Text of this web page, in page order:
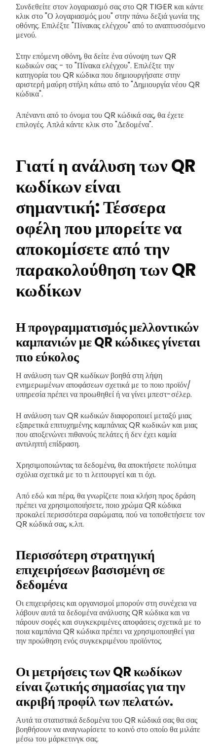
Συνδεθείτε στον λογαριασμό σας στο QR TIGER και κάντε
κλικ στο "Ο λογαριασμός μου" στην πάνω δεξιά γωνία της
οθόνης. Επιλέξτε "Πίνακας ελέγχου" από το αναπτυσσόμενο
μενού.
Στην επόμενη οθόνη, θα δείτε ένα σύνοψη των QR
κωδικών σας - το "Πίνακα ελέγχου". Επιλέξτε την
κατηγορία του QR κώδικα που δημιουργήσατε στην
αριστερή μαύρη στήλη κάτω από το "Δημιουργία νέου QR
κώδικα".
Απέναντι από το όνομα του QR κώδικά σας, θα έχετε
επιλογές. Απλά κάντε κλικ στο "Δεδομένα".
Γιατί η ανάλυση των QR
κωδίκων είναι
σημαντική: Τέσσερα
οφέλη που μπορείτε να
αποκομίσετε από την
παρακολούθηση των QR
κωδίκων
Η προγραμματισμός μελλοντικών
καμπανιών με QR κώδικες γίνεται
πιο εύκολος
Η ανάλυση των QR κωδίκων βοηθά στη λήψη
ενημερωμένων αποφάσεων σχετικά με το ποιο προϊόν/
υπηρεσία πρέπει να προωθηθεί ή να γίνει μπεστ-σέλερ.
Η ανάλυση των QR κωδικών διαφοροποιεί μεταξύ μιας
εξαιρετικά επιτυχημένης καμπάνιας QR κωδικών και μιας
που αποξενώνει πιθανούς πελάτες ή δεν έχει καμία
αντιληπτή επίδραση.
Χρησιμοποιώντας τα δεδομένα, θα αποκτήσετε πολύτιμα
σχόλια σχετικά με το τι λειτουργεί και τι όχι.
Από εδώ και πέρα, θα γνωρίζετε ποια κλήση προς δράση
πρέπει να χρησιμοποιήσετε, ποιο χρώμα QR κώδικα
προκαλεί περισσότερα σαρώματα, πού να τοποθετήσετε τον
QR κώδικά σας, κ.λπ.
Περισσότερη στρατηγική
επιχειρήσεων βασισμένη σε
δεδομένα
Οι επιχειρήσεις και οργανισμοί μπορούν στη συνέχεια να
λάβουν αυτά τα δεδομένα ανάλυσης QR κώδικα και να
πάρουν σοφές και συγκεκριμένες αποφάσεις σχετικά με το
ποια καμπάνια QR κώδικα πρέπει να χρησιμοποιηθεί για
την προώθηση ενός συγκεκριμένου προϊόντος.
Οι μετρήσεις των QR κωδίκων
είναι ζωτικής σημασίας για την
ακριβή προφίλ των πελατών.
Αυτά τα στατιστικά δεδομένα του QR κώδικά σας θα σας
βοηθήσουν να αναγνωρίσετε το κοινό στο οποίο θα μιλάτε
μέσω του μάρκετινγκ σας.